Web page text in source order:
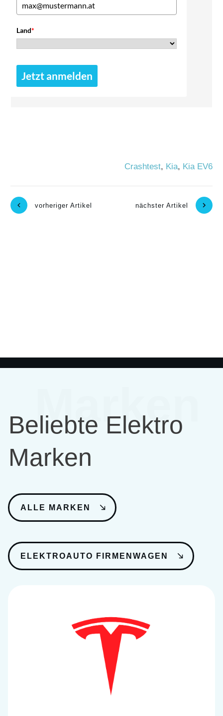
Land*
Jetzt anmelden
Crashtest, Kia, Kia EV6
vorheriger Artikel nächster Artikel
Marken
Beliebte Elektro
Marken
ALLE MARKEN
ELEKTROAUTO FIRMENWAGEN